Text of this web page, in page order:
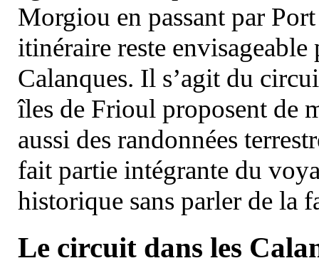
Morgiou en passant par
itinéraire reste
Calanques. Il s’agit du
îles de Frioul proposent de
aussi des randonnées
fait partie intégrante du
historique sans parler de la
Le circuit dans les